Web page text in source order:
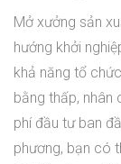
Mở xưởng sản
hướng khởi
khả năng tổ
bằng thấp, nhân
phí đầu tư ban
phương, bạn có